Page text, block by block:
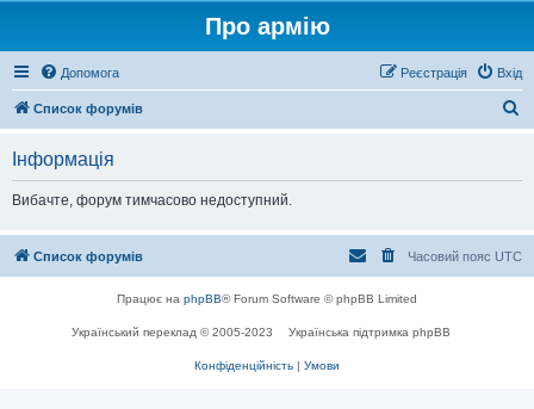
Про армію
Допомога Вхід
Реєстрація
Список форумів
Інформація
Вибачте, форум тимчасово недоступний.
Список форумів Часовий пояс UTC
Працює на phpBB® Forum Software © phpBB Limited
Український переклад © 2005-2023 Українська підтримка phpBB
Конфіденційність | Умови